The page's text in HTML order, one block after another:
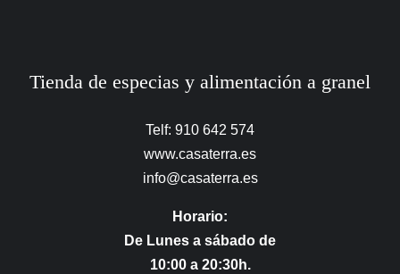
Tienda de especias y alimentación a granel
Telf: 910 642 574
www.casaterra.es
info@casaterra.es
Horario:
De Lunes a sábado de
10:00 a 20:30h.